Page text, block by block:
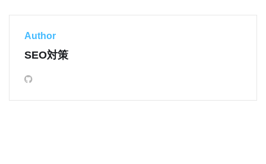
Author
SEO対策